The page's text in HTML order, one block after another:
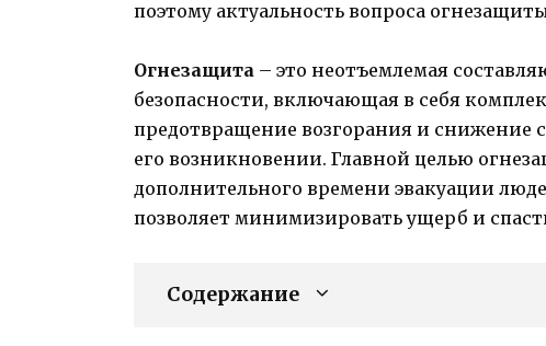
поэтому актуальность вопроса
Огнезащита – это неотъемлемая
безопасности, включающая в себя
предотвращение возгорания и снижение
его возникновении. Главной целью
дополнительного времени эвакуации
позволяет минимизировать ущерб и
Содержание